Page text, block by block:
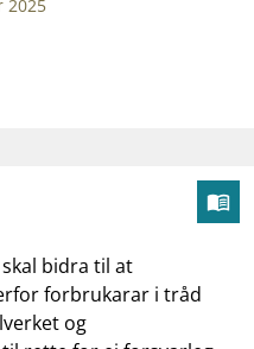
English
2025
menu_book
bidra til at
forbrukarar i tråd
og